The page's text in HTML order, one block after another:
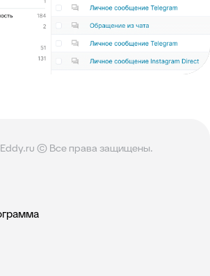
© Все права защищены.